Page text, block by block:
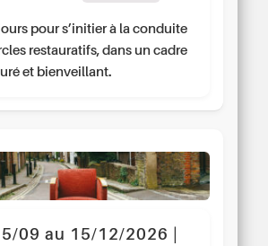
pour s’initier à la conduite
restauratifs, dans un cadre
et bienveillant.
09 au 15/12/2026 |